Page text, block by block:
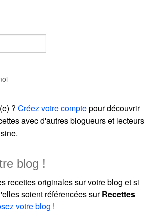
? Créez votre comptepour découvrir
avec d'autres blogueurs et lecteurs
blog !
recettes originales sur votre blog et si
soient référencées surRecettes
votre blog !